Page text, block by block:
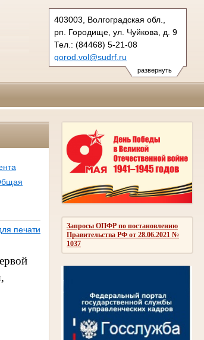
развернуть
403003, Волгоградская обл.,
рп. Городище, ул. Чуйкова, д. 9
Тел.: (84468) 5-21-08
gorod.vol@sudrf.ru
Запросы ОПФР по постановлению
Правительства РФ от 28.06.2021 №
1037
печати